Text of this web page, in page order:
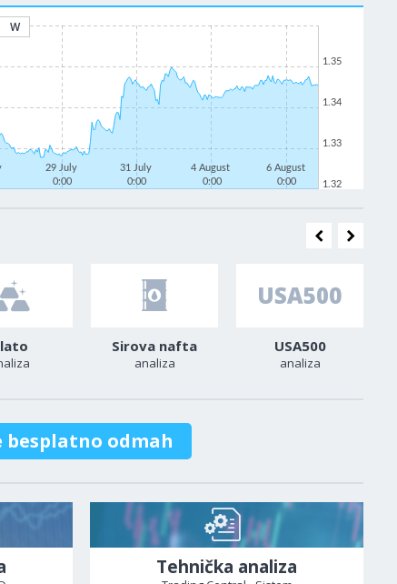
W
29 July
0:00
31 July
0:00
4 August
0:00
6 August
0:00
1.32
1.33
1.34
1.35
Sirova nafta
analiza
USA500
analiza
besplatno odmah
Tehnička analiza